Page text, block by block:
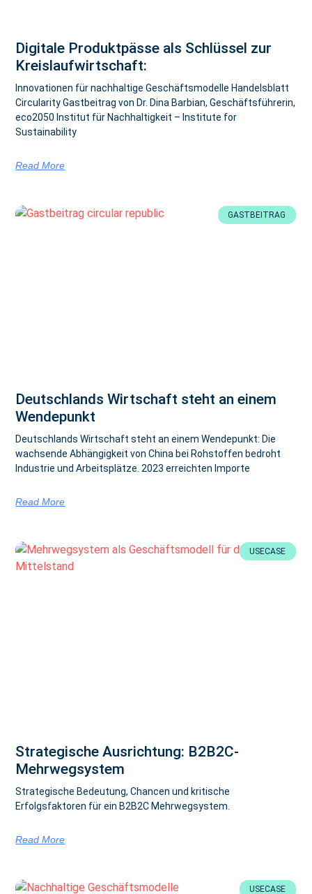
Digitale Produktpässe als Schlüssel zur
Kreislaufwirtschaft:
Innovationen für nachhaltige Geschäftsmodelle Handelsblatt
Circularity Gastbeitrag von Dr. Dina Barbian, Geschäftsführerin,
eco2050 Institut für Nachhaltigkeit – Institute for
Sustainability
Read More
GASTBEITRAG
Deutschlands Wirtschaft steht an einem
Wendepunkt
Deutschlands Wirtschaft steht an einem Wendepunkt: Die
wachsende Abhängigkeit von China bei Rohstoffen bedroht
Industrie und Arbeitsplätze. 2023 erreichten Importe
Read More
USECASE
Strategische Ausrichtung: B2B2C-
Mehrwegsystem
Strategische Bedeutung, Chancen und kritische
Erfolgsfaktoren für ein B2B2C Mehrwegsystem.
Read More
USECASE